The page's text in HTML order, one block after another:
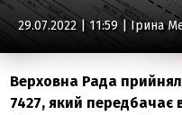
29.07.2022 | 11:59 |Ірина
Верховна Рада
7427, який передбачає